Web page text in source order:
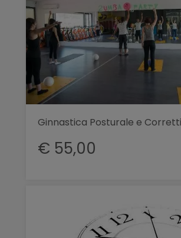
Ginnastica Posturale e
€ 55,00